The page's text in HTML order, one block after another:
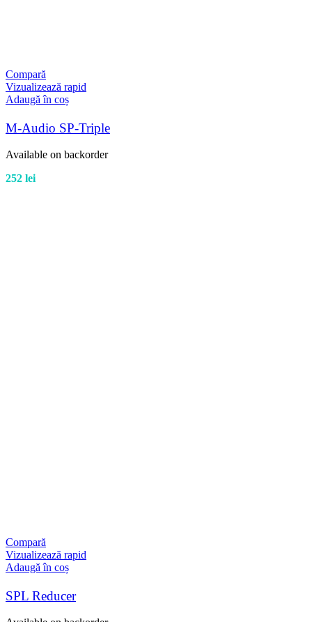
Compară
Vizualizează rapid
Adaugă în coș
M-Audio SP-Triple
Available on backorder
252 lei
Compară
Vizualizează rapid
Adaugă în coș
SPL Reducer